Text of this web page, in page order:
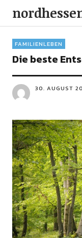
FAMILIENLEBEN
Die beste
30. AUGUST